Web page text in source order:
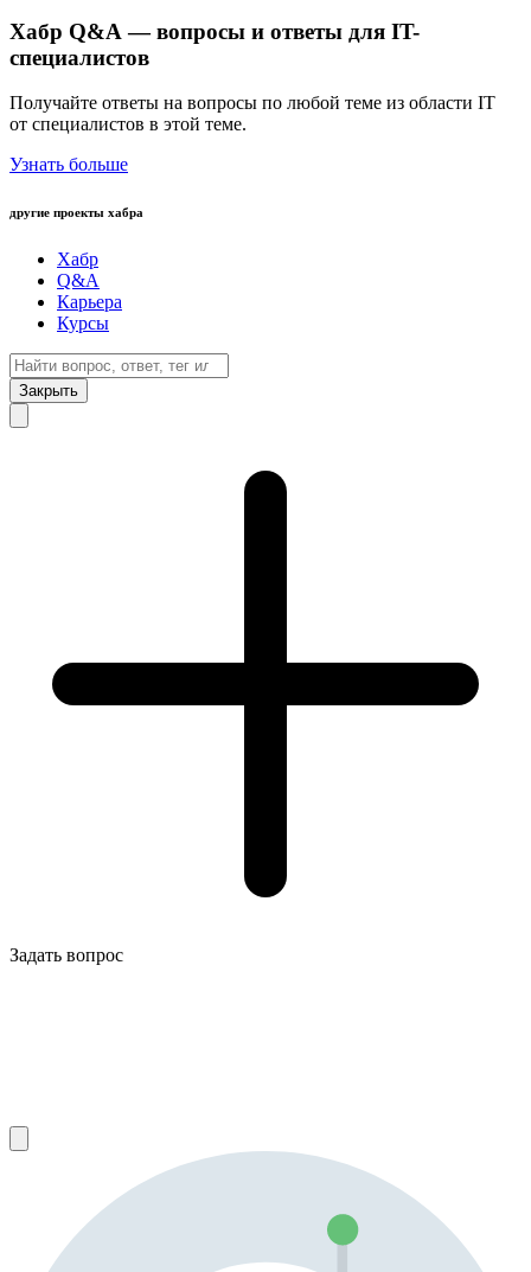
Хабр Q&A — вопросы и ответы для IT-
специалистов
Получайте ответы на вопросы по любой теме из области IT
от специалистов в этой теме.
Узнать больше
другие проекты хабра
Хабр
Q&A
Карьера
Курсы
Закрыть
Задать вопрос